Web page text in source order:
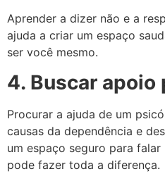
Aprender a dizer não e a
ajuda a criar um espaço
ser você mesmo.
4. Buscar
Procurar a ajuda de um
causas da dependência e
um espaço seguro para
pode fazer toda a diferença.